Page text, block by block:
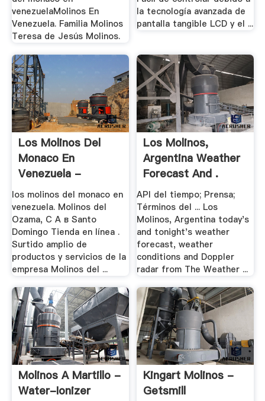
venezuelaMolinos En
Venezuela. Familia Molinos
Teresa de Jesús Molinos.
la tecnología avanzada de
pantalla tangible LCD y el ...
Los Molinos Del
Monaco En
Venezuela -
Cuzoology
los molinos del monaco en
venezuela. Molinos del
Ozama, C A в Santo
Domingo Tienda en línea .
Surtido amplio de
productos y servicios de la
empresa Molinos del ...
Los Molinos,
Argentina Weather
Forecast And .
API del tiempo; Prensa;
Términos del ... Los
Molinos, Argentina today's
and tonight's weather
forecast, weather
conditions and Doppler
radar from The Weather ...
Molinos A Martillo -
Water-Ionizer
Kingart Molinos -
Getsmill